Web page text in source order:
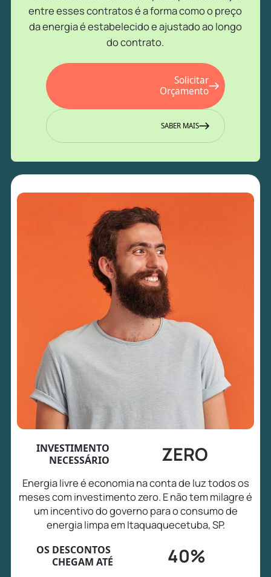
entre esses contratos é a forma como o preço
da energia é estabelecido e ajustado ao longo
do contrato.
Solicitar
Orçamento
SABER MAIS
INVESTIMENTO
NECESSÁRIO
ZERO
Energia livre é economia na conta de luz todos os
meses com investimento zero. E não tem milagre é
um incentivo do governo para o consumo de
energia limpa em Itaquaquecetuba, SP.
OS DESCONTOS
CHEGAM ATÉ
40%